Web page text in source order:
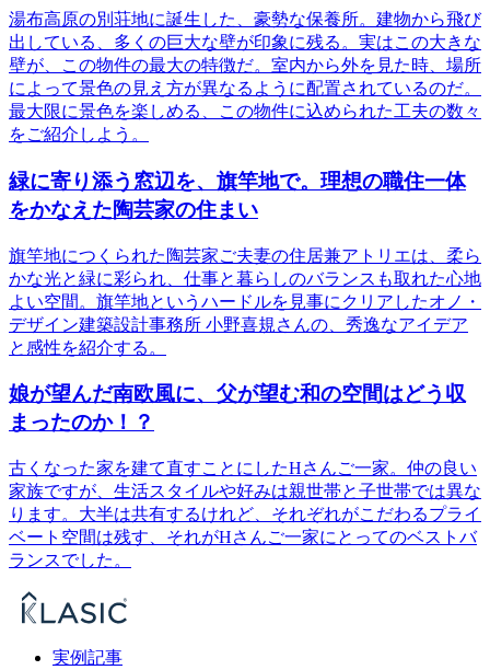
湯布高原の別荘地に誕生した、豪勢な保養所。建物から飛び
出している、多くの巨大な壁が印象に残る。実はこの大きな
壁が、この物件の最大の特徴だ。室内から外を見た時、場所
によって景色の見え方が異なるように配置されているのだ。
最大限に景色を楽しめる、この物件に込められた工夫の数々
をご紹介しよう。
緑に寄り添う窓辺を、旗竿地で。理想の職住一体
をかなえた陶芸家の住まい
旗竿地につくられた陶芸家ご夫妻の住居兼アトリエは、柔ら
かな光と緑に彩られ、仕事と暮らしのバランスも取れた心地
よい空間。旗竿地というハードルを見事にクリアしたオノ・
デザイン建築設計事務所 小野喜規さんの、秀逸なアイデア
と感性を紹介する。
娘が望んだ南欧風に、父が望む和の空間はどう収
まったのか！？
古くなった家を建て直すことにしたHさんご一家。仲の良い
家族ですが、生活スタイルや好みは親世帯と子世帯では異な
ります。大半は共有するけれど、それぞれがこだわるプライ
ベート空間は残す、それがHさんご一家にとってのベストバ
ランスでした。
実例記事